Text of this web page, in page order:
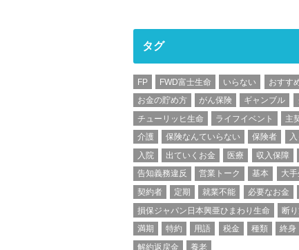
タグ
FP FWD富士生命 いらない おすす
お金の貯め方
がん保険 ギャンブル
チューリッヒ生命
ライフイベント 主
介護
保険なんていらない 保険者
入院
出ていくお金 医療 収入保障
告知義務違反
営業トーク 基本 大
契約者
定期 就業不能 必要なお金
損保ジャパン日本興亜ひまわり生命
断
満期
特約 用語 税金 種類 終身
解約返戻金
養老